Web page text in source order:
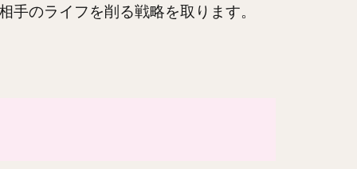
のライフを削る戦略を取ります。